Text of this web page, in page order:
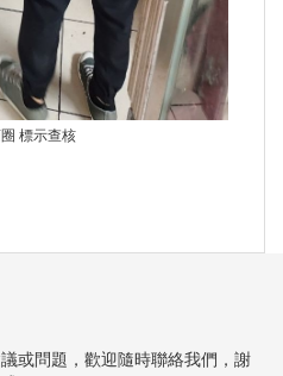
標示查核
或問題，歡迎隨時聯絡我們，謝